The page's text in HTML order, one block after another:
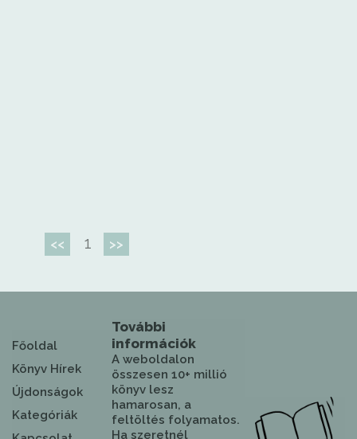
<< 1 >>
Főoldal
Könyv Hírek
Újdonságok
Kategóriák
További
információk
A weboldalon
összesen 10+ millió
könyv lesz
hamarosan, a
feltöltés folyamatos.
Ha szeretnél